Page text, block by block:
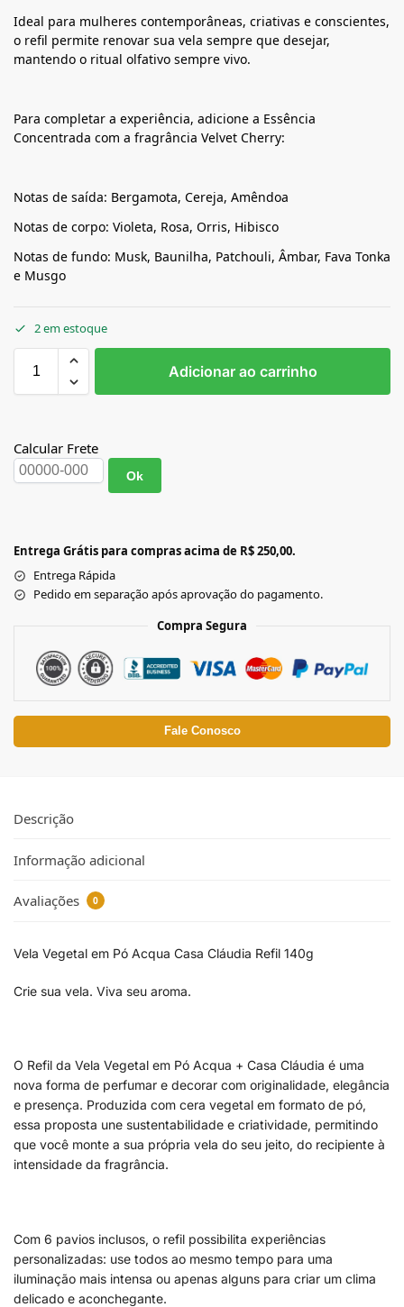
Ideal para mulheres contemporâneas, criativas e conscientes,
o refil permite renovar sua vela sempre que desejar,
mantendo o ritual olfativo sempre vivo.
Para completar a experiência, adicione a Essência
Concentrada com a fragrância Velvet Cherry:
Notas de saída: Bergamota, Cereja, Amêndoa
Notas de corpo: Violeta, Rosa, Orris, Hibisco
Notas de fundo: Musk, Baunilha, Patchouli, Âmbar, Fava Tonka
e Musgo
2 em estoque
Adicionar ao carrinho
Calcular Frete
Ok
Entrega Grátis para compras acima de R$ 250,00.
Entrega Rápida
Pedido em separação após aprovação do pagamento.
Compra Segura
Fale Conosco
Descrição
Informação adicional
Avaliações 0
Vela Vegetal em Pó Acqua Casa Cláudia Refil 140g
Crie sua vela. Viva seu aroma.
O Refil da Vela Vegetal em Pó Acqua + Casa Cláudia é uma
nova forma de perfumar e decorar com originalidade, elegância
e presença. Produzida com cera vegetal em formato de pó,
essa proposta une sustentabilidade e criatividade, permitindo
que você monte a sua própria vela do seu jeito, do recipiente à
intensidade da fragrância.
Com 6 pavios inclusos, o refil possibilita experiências
personalizadas: use todos ao mesmo tempo para uma
iluminação mais intensa ou apenas alguns para criar um clima
delicado e aconchegante.